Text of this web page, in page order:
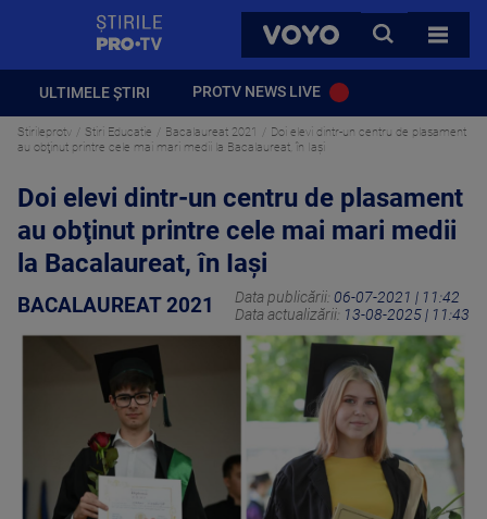
VOYO
CAUTA
TOATE
ULTIMELE ȘTIRI PROTV NEWS LIVE
Stirileprotv Stiri Educatie Bacalaureat 2021
Doi elevi dintr-un centru de plasament
au obţinut printre cele mai mari medii la Bacalaureat, în Iași
Doi elevi dintr-un centru de plasament
au obţinut printre cele mai mari medii
la Bacalaureat, în Iași
BACALAUREAT 2021 Data publicării: 06-07-2021 | 11:42
Data actualizării: 13-08-2025 | 11:43